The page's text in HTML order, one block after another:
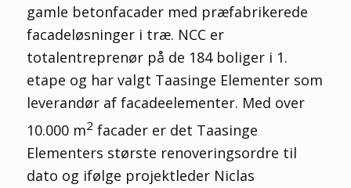
gamle betonfacader med præfabrikerede
facadeløsninger i træ. NCC er
totalentreprenør på de 184 boliger i 1.
etape og har valgt Taasinge Elementer som
leverandør af facadeelementer. Med over
10.000 m2 facader er det Taasinge
Elementers største renoveringsordre til
dato og ifølge projektleder Niclas